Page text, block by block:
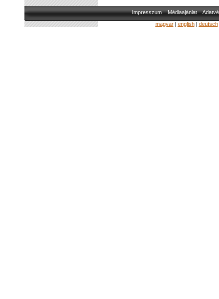
Impresszum Médiaajánlat
magyar| english| deutsch